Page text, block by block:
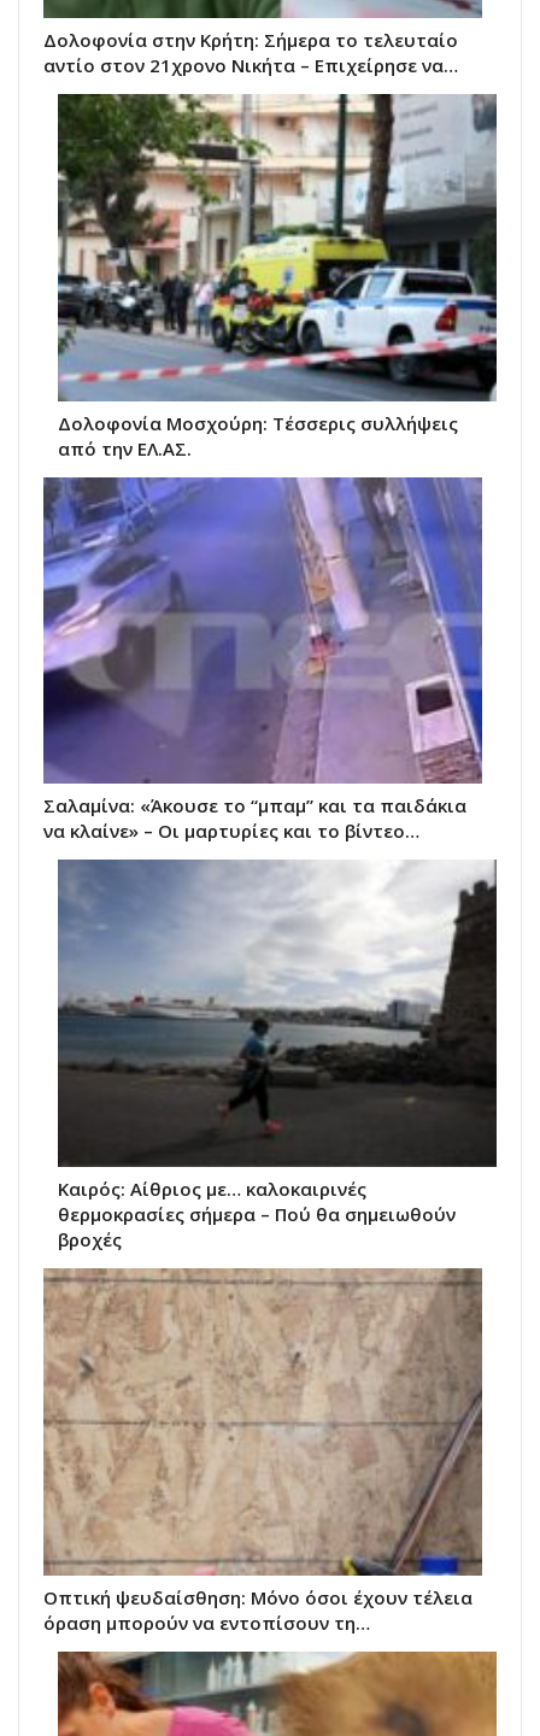
Δολοφονία στην Κρήτη: Σήμερα το τελευταίο
αντίο στον 21χρονο Νικήτα – Επιχείρησε να…
Δολοφονία Μοσχούρη: Τέσσερις συλλήψεις
από την ΕΛ.ΑΣ.
Σαλαμίνα: «Άκουσε το “μπαμ” και τα παιδάκια
να κλαίνε» – Οι μαρτυρίες και το βίντεο…
Καιρός: Αίθριος με… καλοκαιρινές
θερμοκρασίες σήμερα – Πού θα σημειωθούν
βροχές
Οπτική ψευδαίσθηση: Μόνο όσοι έχουν τέλεια
όραση μπορούν να εντοπίσουν τη…